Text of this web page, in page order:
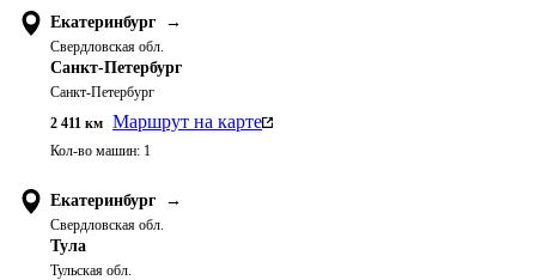
Екатеринбург →
Свердловская обл.
Санкт-Петербург
Санкт-Петербург
2 411 км Маршрут на карте
Кол-во машин: 1
Екатеринбург →
Свердловская обл.
Тула
Тульская обл.